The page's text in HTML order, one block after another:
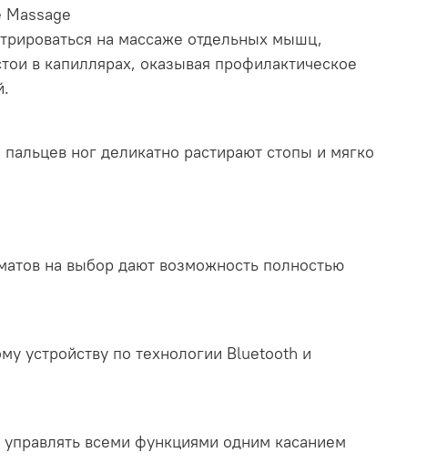
Massage
на массаже отдельных мышц,
в капиллярах, оказывая профилактическое
ног деликатно растирают стопы и мягко
на выбор дают возможность полностью
устройству по технологии Bluetooth и
всеми функциями одним касанием